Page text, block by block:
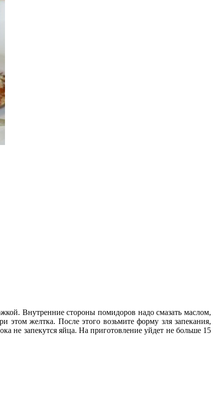
Внутренние стороны помидоров надо смазать маслом,
этом желтка. После этого возьмите форму зля запекания,
не запекутся яйца. На приготовление уйдет не больше 15